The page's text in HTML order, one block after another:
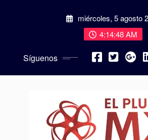
miércoles, 5 agosto
4:14:50 AM
Síguenos